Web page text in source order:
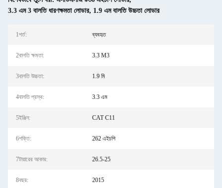
3.3 এম 3 বালতি ধারণক্ষমতা লোডার, 1.9 এম বালতি উচ্চতা লোডার
1শর্ত: ব্যবহৃত
2বালতি ক্ষমতা: 3.3 M3
3বালতি উচ্চতা: 1.9 মি
4বালতি প্রস্থ: 3.3 এম
5ইঞ্জিন: CAT C11
6শক্তি: 262 এইচপি
7টায়ারের আকার: 26.5-25
8বছর: 2015